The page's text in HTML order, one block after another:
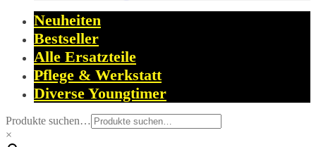
Neuheiten
Bestseller
Alle Ersatzteile
Pflege & Werkstatt
Diverse Youngtimer
Produkte suchen…
×